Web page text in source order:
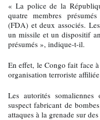
« La police de la
quatre membres
(FDA) et deux associés.
un missile et un dispositif
présumés », indique-t-il.
En effet, le Congo fait face
organisation terroriste
Les autorités
suspect fabricant de
attaques à la grenade sur